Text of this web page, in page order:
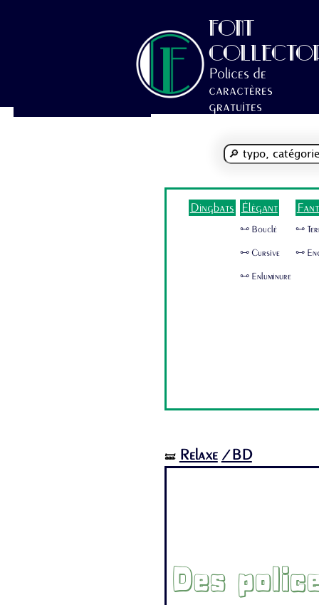
FONT
Polices de
caractères
gratuites
Dingbats Élégant
🜺 Bouclé
🜺 Cursive
🜺 Enluminure
🜺
🜺
🝛 Relaxe /BD
Des